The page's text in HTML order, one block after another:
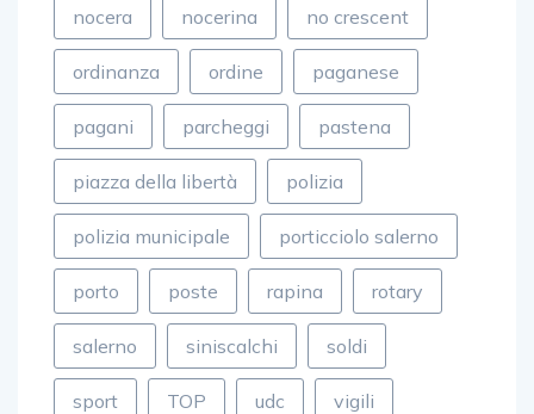
nocera nocerina no crescent
ordinanza ordine paganese
pagani parcheggi pastena
piazza della libertà polizia
polizia municipale porticciolo salerno
porto poste rapina rotary
salerno siniscalchi soldi
sport TOP udc vigili